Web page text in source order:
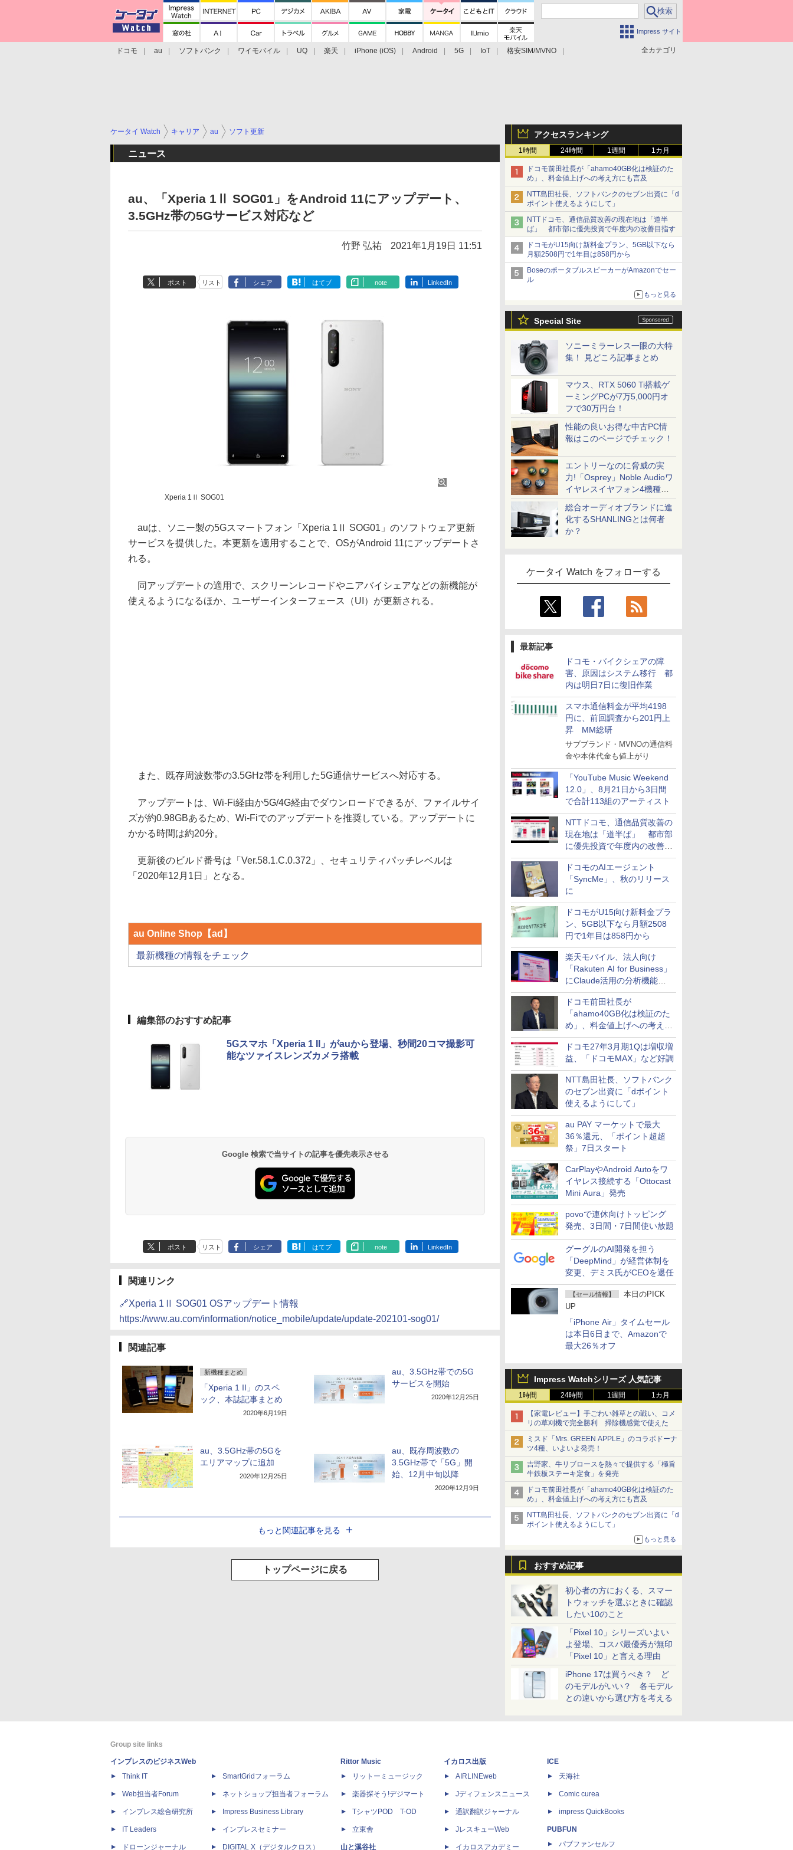
Impress サイト
全カテゴリ
ドコモ au ソフトバンク ワイモバイル UQ 楽天 iPhone (iOS) Android 5G IoT
格安SIM/MVNO
アクセスランキング
1時間 24時間 1週間 1カ月
ドコモ前田社長が「ahamo40GB化は検証のた
め」、料金値上げへの考え方にも言及
NTT島田社長、ソフトバンクのセブン出資に「d
ポイント使えるようにして」
NTTドコモ、通信品質改善の現在地は「道半
ば」 都市部に優先投資で年度内の改善目指す
ドコモがU15向け新料金プラン、5GB以下なら
月額2508円で1年目は858円から
BoseのポータブルスピーカーがAmazonでセー
ル
もっと見る
Special Site
ソニーミラーレス一眼の大特
集！ 見どころ記事まとめ
マウス、RTX 5060 Ti搭載ゲ
ーミングPCが7万5,000円オ
フで30万円台！
性能の良いお得な中古PC情
報はこのページでチェック！
エントリーなのに脅威の実
力!「Osprey」Noble Audioワ
イヤレスイヤフォン4機種を
一気に聴く
総合オーディオブランドに進
化するSHANLINGとは何者
か？
ケータイ Watch をフォローする
最新記事
ドコモ・バイクシェアの障
害、原因はシステム移行 都
内は明日7日に復旧作業
スマホ通信料金が平均4198
円に、前回調査から201円上
昇 MM総研
サブブランド・MVNOの通信料
金や本体代金も値上がり
「YouTube Music Weekend
12.0」、8月21日から3日間
で合計113組のアーティスト
NTTドコモ、通信品質改善の
現在地は「道半ば」 都市部
に優先投資で年度内の改善目
指す
ドコモのAIエージェント
「SyncMe」、秋のリリース
に
ドコモがU15向け新料金プラ
ン、5GB以下なら月額2508
円で1年目は858円から
楽天モバイル、法人向け
「Rakuten AI for Business」
にClaude活用の分析機能な
どを追加
ドコモ前田社長が
「ahamo40GB化は検証のた
め」、料金値上げへの考え方
にも言及
ドコモ27年3月期1Qは増収増
益、「ドコモMAX」など好調
NTT島田社長、ソフトバンク
のセブン出資に「dポイント
使えるようにして」
au PAY マーケットで最大
36％還元、「ポイント超超
祭」7日スタート
CarPlayやAndroid Autoをワ
イヤレス接続する「Ottocast
Mini Aura」発売
povoで連休向けトッピング
発売、3日間・7日間使い放題
グーグルのAI開発を担う
「DeepMind」が経営体制を
変更、デミス氏がCEOを退任
【セール情報】
本日のPICK
UP
「iPhone Air」タイムセール
は本日6日まで、Amazonで
最大26％オフ
Impress Watchシリーズ 人気記事
1時間 24時間 1週間 1カ月
【家電レビュー】手ごわい雑草との戦い、コメ
リの草刈機で完全勝利 掃除機感覚で使えた
ミスド「Mrs. GREEN APPLE」のコラボドーナ
ツ4種、いよいよ発売！
吉野家、牛リブロースを熱々で提供する「極旨
牛鉄板ステーキ定食」を発売
ドコモ前田社長が「ahamo40GB化は検証のた
め」、料金値上げへの考え方にも言及
NTT島田社長、ソフトバンクのセブン出資に「d
ポイント使えるようにして」
もっと見る
おすすめ記事
初心者の方におくる、スマー
トウォッチを選ぶときに確認
したい10のこと
「Pixel 10」シリーズいよい
よ登場、コスパ最優秀が無印
「Pixel 10」と言える理由
iPhone 17は買うべき？ ど
のモデルがいい？ 各モデル
との違いから選び方を考える
ケータイ Watch キャリア au ソフト更新
ニュース
au、「Xperia 1Ⅱ SOG01」をAndroid 11にアップデート、
3.5GHz帯の5Gサービス対応など
竹野 弘祐 2021年1月19日 11:51
ポスト リスト シェア はてブ note LinkedIn
Xperia 1Ⅱ SOG01
auは、ソニー製の5Gスマートフォン「Xperia 1Ⅱ SOG01」のソフトウェア更新
サービスを提供した。本更新を適用することで、OSがAndroid 11にアップデートさ
れる。
同アップデートの適用で、スクリーンレコードやニアバイシェアなどの新機能が
使えるようになるほか、ユーザーインターフェース（UI）が更新される。
また、既存周波数帯の3.5GHz帯を利用した5G通信サービスへ対応する。
アップデートは、Wi-Fi経由か5G/4G経由でダウンロードできるが、ファイルサイ
ズが約0.98GBあるため、Wi-Fiでのアップデートを推奨している。アップデートに
かかる時間は約20分。
更新後のビルド番号は「Ver.58.1.C.0.372」、セキュリティパッチレベルは
「2020年12月1日」となる。
au Online Shop【ad】
最新機種の情報をチェック
編集部のおすすめ記事
5Gスマホ「Xperia 1 II」がauから登場、秒間20コマ撮影可
能なツァイスレンズカメラ搭載
Google 検索で当サイトの記事を優先表示させる
ポスト リスト シェア はてブ note LinkedIn
関連リンク
🔗Xperia 1Ⅱ SOG01 OSアップデート情報
https://www.au.com/information/notice_mobile/update/update-202101-sog01/
関連記事
新機種まとめ
「Xperia 1 II」のスペ
ック、本誌記事まとめ
2020年6月19日
au、3.5GHz帯での5G
サービスを開始
2020年12月25日
au、3.5GHz帯の5Gを
エリアマップに追加
2020年12月25日
au、既存周波数の
3.5GHz帯で「5G」開
始、12月中旬以降
2020年12月9日
もっと関連記事を見る
トップページに戻る
Group site links
インプレスのビジネスWeb
Think IT
Web担当者Forum
インプレス総合研究所
IT Leaders
ドローンジャーナル
SmartGridフォーラム
ネットショップ担当者フォーラム
Impress Business Library
インプレスセミナー
DIGITAL X（デジタルクロス）
Rittor Music
リットーミュージック
楽器探そう!デジマート
TシャツPOD T-OD
立東舎
山と溪谷社
イカロス出版
AIRLINEweb
Jディフェンスニュース
通訳翻訳ジャーナル
JレスキューWeb
イカロスアカデミー
ICE
天海社
Comic curea
impress QuickBooks
PUBFUN
パブファンセルフ